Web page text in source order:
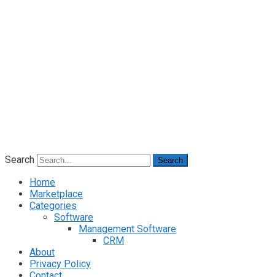
Search Search
Home
Marketplace
Categories
Software
Management Software
CRM
About
Privacy Policy